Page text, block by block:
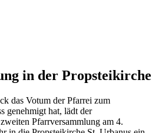
in der Propsteikirche
das Votum der Pfarrei zum
genehmigt hat, lädt der
Pfarrversammlung am 4.